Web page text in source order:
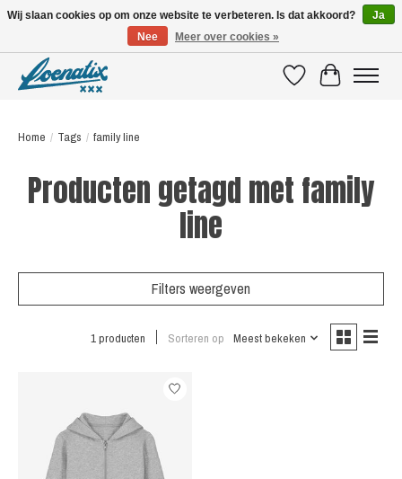
VerlanglijstWinkelwagen
Home / Tags / family line
Producten getagd met family
line
Filters weergeven
1 producten Sorteren op Meest bekeken
Wij slaan cookies op om onze website te verbeteren. Is dat akkoord?
Ja
Nee
Meer over cookies »